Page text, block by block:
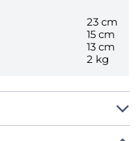
23 cm
15 cm
13 cm
2 kg